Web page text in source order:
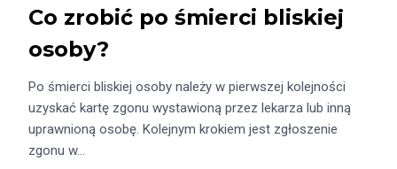
Co zrobić po śmierci bliskiej
osoby?
Po śmierci bliskiej osoby należy w pierwszej kolejności
uzyskać kartę zgonu wystawioną przez lekarza lub inną
uprawnioną osobę. Kolejnym krokiem jest zgłoszenie
zgonu w…